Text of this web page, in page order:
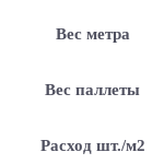
Вес метра
Вес паллеты
Расход шт./м2